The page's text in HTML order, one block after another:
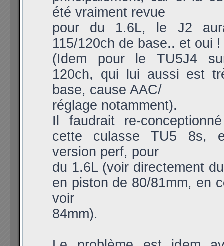
été vraiment revue
pour du 1.6L, le J2
115/120ch de base.. et oui !
(Idem pour le TU5J4
120ch, qui lui aussi est
base, cause AAC/
réglage notamment).
Il faudrait re-
cette culasse TU5 8s,
version perf, pour
du 1.6L (voir directement
en piston de 80/81mm, en
voir
84mm).